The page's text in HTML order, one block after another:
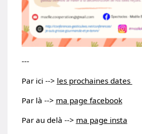
---
Par ici --> les prochaines dates
Par là --> ma page facebook
Par au delà --> ma page insta